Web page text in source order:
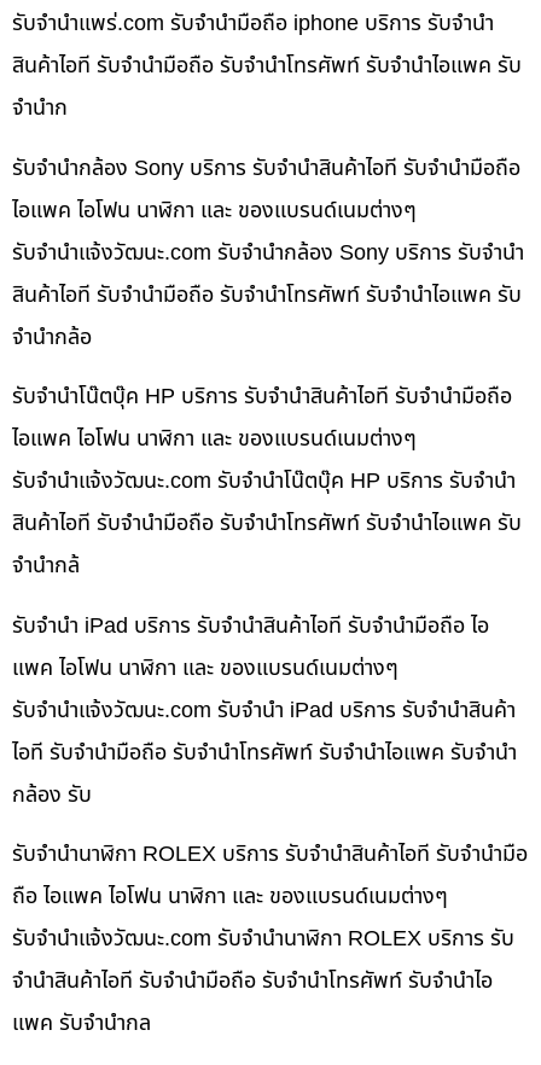
รับจํานําแพร่.com รับจำนำมือถือ iphone บริการ รับจำนำ
สินค้าไอที รับจำนำมือถือ รับจำนำโทรศัพท์ รับจำนำไอแพค รับ
จำนำก
รับจำนำกล้อง Sony บริการ รับจำนำสินค้าไอที รับจำนำมือถือ
ไอแพค ไอโฟน นาฬิกา และ ของแบรนด์เนมต่างๆ
รับจํานําแจ้งวัฒนะ.com รับจำนำกล้อง Sony บริการ รับจำนำ
สินค้าไอที รับจำนำมือถือ รับจำนำโทรศัพท์ รับจำนำไอแพค รับ
จำนำกล้อ
รับจำนำโน๊ตบุ๊ค HP บริการ รับจำนำสินค้าไอที รับจำนำมือถือ
ไอแพค ไอโฟน นาฬิกา และ ของแบรนด์เนมต่างๆ
รับจํานําแจ้งวัฒนะ.com รับจำนำโน๊ตบุ๊ค HP บริการ รับจำนำ
สินค้าไอที รับจำนำมือถือ รับจำนำโทรศัพท์ รับจำนำไอแพค รับ
จำนำกล้
รับจำนำ iPad บริการ รับจำนำสินค้าไอที รับจำนำมือถือ ไอ
แพค ไอโฟน นาฬิกา และ ของแบรนด์เนมต่างๆ
รับจํานําแจ้งวัฒนะ.com รับจำนำ iPad บริการ รับจำนำสินค้า
ไอที รับจำนำมือถือ รับจำนำโทรศัพท์ รับจำนำไอแพค รับจำนำ
กล้อง รับ
รับจำนำนาฬิกา ROLEX บริการ รับจำนำสินค้าไอที รับจำนำมือ
ถือ ไอแพค ไอโฟน นาฬิกา และ ของแบรนด์เนมต่างๆ
รับจํานําแจ้งวัฒนะ.com รับจำนำนาฬิกา ROLEX บริการ รับ
จำนำสินค้าไอที รับจำนำมือถือ รับจำนำโทรศัพท์ รับจำนำไอ
แพค รับจำนำกล